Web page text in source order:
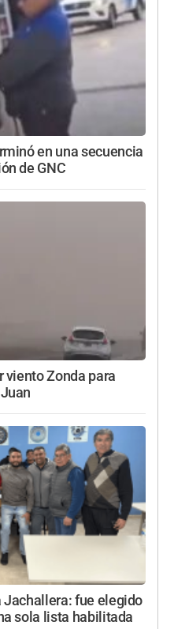
en una secuencia
de GNC
viento Zonda para
fue elegido
sola lista habilitada